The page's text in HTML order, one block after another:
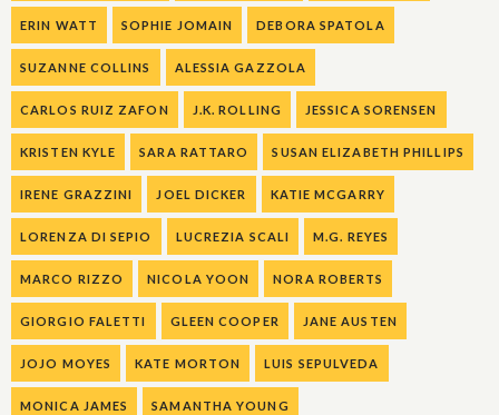
ERIN WATT SOPHIE JOMAIN DEBORA SPATOLA
SUZANNE COLLINS ALESSIA GAZZOLA
CARLOS RUIZ ZAFON J.K. ROLLING JESSICA SORENSEN
KRISTEN KYLE SARA RATTARO SUSAN ELIZABETH PHILLIPS
IRENE GRAZZINI JOEL DICKER KATIE MCGARRY
LORENZA DI SEPIO LUCREZIA SCALI M.G. REYES
MARCO RIZZO NICOLA YOON NORA ROBERTS
GIORGIO FALETTI GLEEN COOPER JANE AUSTEN
JOJO MOYES KATE MORTON LUIS SEPULVEDA
MONICA JAMES SAMANTHA YOUNG